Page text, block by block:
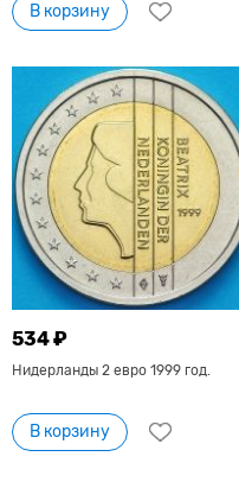
В корзину
534 ₽
Нидерланды 2 евро 1999 год.
В корзину